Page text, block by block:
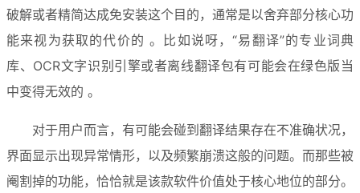
破解或者精简达成免安装这个目的，通常是以舍弃部分核心功
能来视为获取的代价的 。比如说呀，“易翻译”的专业词典
库、OCR文字识别引擎或者离线翻译包有可能会在绿色版当
中变得无效的 。
对于用户而言，有可能会碰到翻译结果存在不准确状况，
界面显示出现异常情形，以及频繁崩溃这般的问题。而那些被
阉割掉的功能，恰恰就是该款软件价值处于核心地位的部分。